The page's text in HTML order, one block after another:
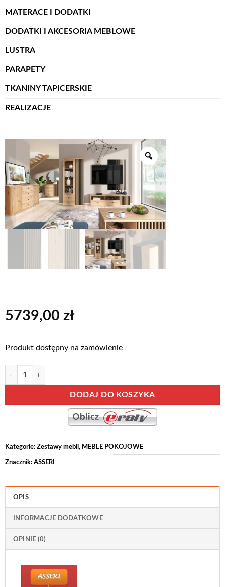
MATERACE I DODATKI
DODATKI I AKCESORIA MEBLOWE
LUSTRA
PARAPETY
TKANINY TAPICERSKIE
REALIZACJE
5739,00 zł
Produkt dostępny na zamówienie
DODAJ DO KOSZYKA
Alternative:
Kategorie: Zestawy mebli, MEBLE POKOJOWE
Znacznik: ASSERI
OPIS
INFORMACJE DODATKOWE
OPINIE (0)